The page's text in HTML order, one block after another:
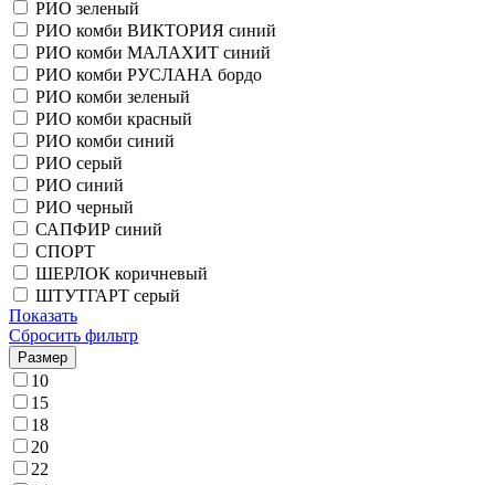
РИО зеленый
РИО комби ВИКТОРИЯ синий
РИО комби МАЛАХИТ синий
РИО комби РУСЛАНА бордо
РИО комби зеленый
РИО комби красный
РИО комби синий
РИО серый
РИО синий
РИО черный
САПФИР синий
СПОРТ
ШЕРЛОК коричневый
ШТУТГАРТ серый
Показать
Сбросить фильтр
Размер
10
15
18
20
22